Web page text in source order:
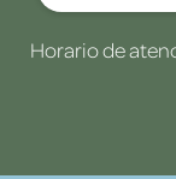
Horario de